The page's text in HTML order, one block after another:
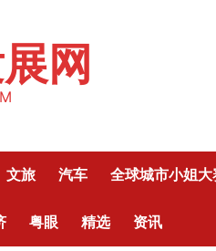
网
文旅 汽车 全球城市小姐大
粤眼 精选 资讯